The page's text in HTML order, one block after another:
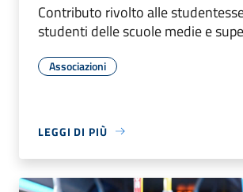
Contributo rivolto alle
studenti delle scuole medie e
Associazioni
LEGGI DI PIÙ